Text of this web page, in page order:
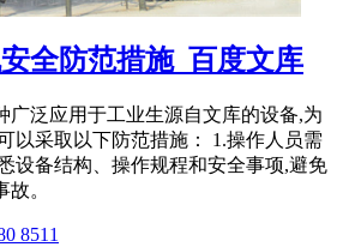
全防范措施_百度文库
广泛应用于工业生源自文库的设备,为
以采取以下防范措施： 1.操作人员需
设备结构、操作规程和安全事项,避免
。
8511